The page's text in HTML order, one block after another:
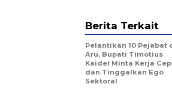
Berita Terkait
Pelantikan 10 Pejabat
Aru, Bupati Timotius
Kaidel Minta Kerja
dan Tinggalkan Ego
Sektoral